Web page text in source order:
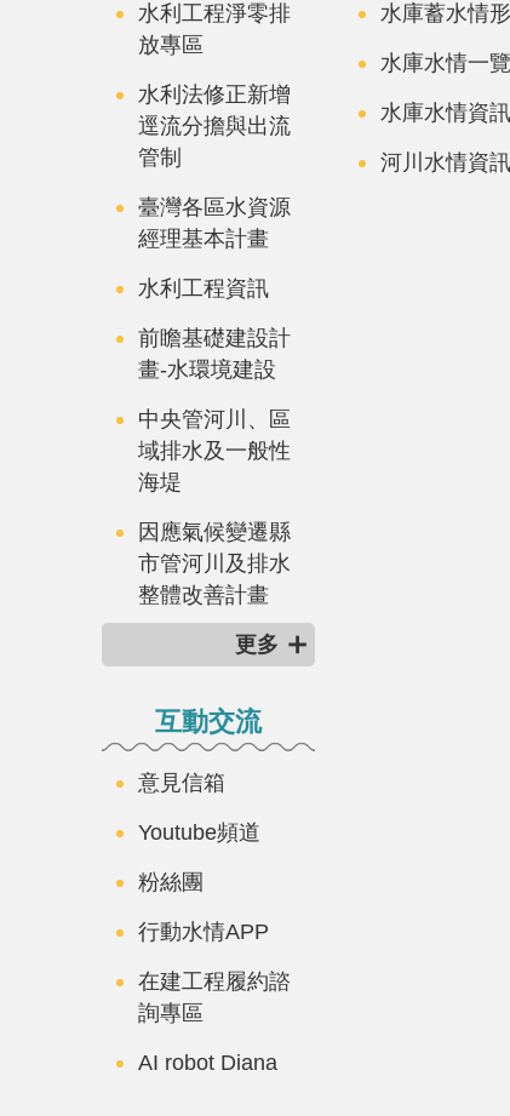
水利工程淨零排
放專區
水利法修正新增
逕流分擔與出流
管制
臺灣各區水資源
經理基本計畫
水利工程資訊
前瞻基礎建設計
畫-水環境建設
中央管河川、區
域排水及一般性
海堤
因應氣候變遷縣
市管河川及排水
整體改善計畫
更多
水庫蓄水情
水庫水情一
水庫水情資訊
河川水情資訊
互動交流
意見信箱
Youtube頻道
粉絲團
行動水情APP
在建工程履約諮
詢專區
AI robot Diana